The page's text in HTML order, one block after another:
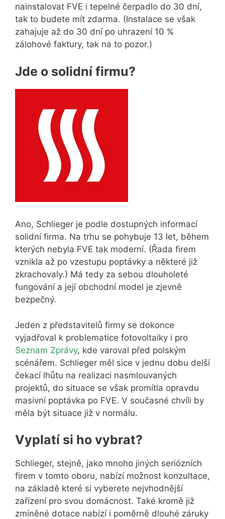
nainstalovat FVE i tepelné čerpadlo do 30 dní,
tak to budete mít zdarma. (Instalace se však
zahajuje až do 30 dní po uhrazení 10 %
zálohové faktury, tak na to pozor.)
Jde o solidní firmu?
Ano, Schlieger je podle dostupných informací
solidní firma. Na trhu se pohybuje 13 let, během
kterých nebyla FVE tak moderní. (Řada firem
vznikla až po vzestupu poptávky a některé již
zkrachovaly.) Má tedy za sebou dlouholeté
fungování a její obchodní model je zjevně
bezpečný.
Jeden z představitelů firmy se dokonce
vyjadřoval k problematice fotovoltaiky i pro
Seznam Zprávy, kde varoval před polským
scénářem. Schlieger měl sice v jednu dobu delší
čekací lhůtu na realizaci nasmlouvaných
projektů, do situace se však promítla opravdu
masivní poptávka po FVE. V současné chvíli by
měla být situace již v normálu.
Vyplatí si ho vybrat?
Schlieger, stejně, jako mnoho jiných seriózních
firem v tomto oboru, nabízí možnost konzultace,
na základě které si vyberete nejvhodnější
zařízení pro svou domácnost. Také kromě již
zmíněné dotace nabízí i poměrně dlouhé záruky